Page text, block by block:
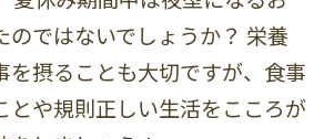
のではないでしょうか？ 栄養
を摂ることも大切ですが、食事
とや規則正しい生活をこころが